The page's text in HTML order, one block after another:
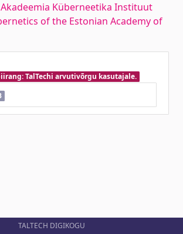
Akadeemia Küberneetika Instituut
of the Estonian Academy of
TalTechi arvutivõrgu kasutajale.
TALTECH DIGIKOGU